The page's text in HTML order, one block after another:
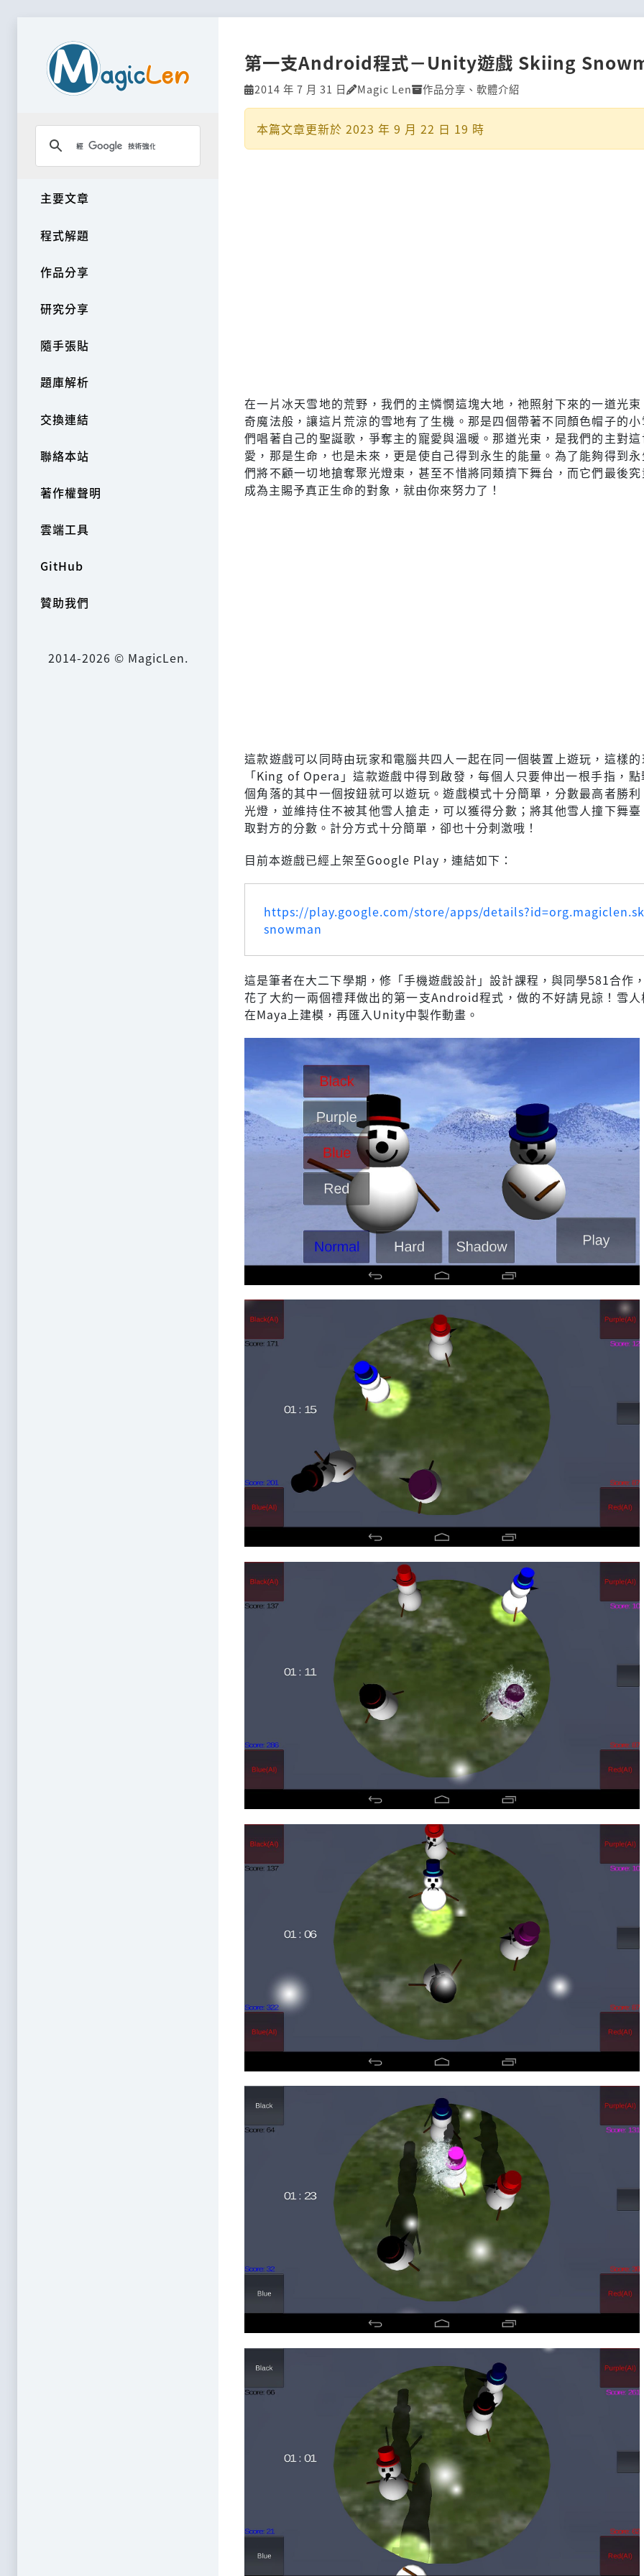
主要文章
程式解題
作品分享
研究分享
隨手張貼
題庫解析
交換連結
聯絡本站
著作權聲明
雲端工具
GitHub
贊助我們
2014-2026 © MagicLen.
第一支Android程式－Unity遊戲 Skiing
2014 年 7 月 31 日 Magic Len 作品分享 、 軟體介紹
本篇文章更新於 2023 年 9 月 22 日 19 時
在一片冰天雪地的荒野，我們的主憐憫這塊大地，祂照射下來的一道光束
奇魔法般，讓這片荒涼的雪地有了生機。那是四個帶著不同顏色帽子的小
們唱著自己的聖誕歌，爭奪主的寵愛與溫暖。那道光束，是我們的主對
愛，那是生命，也是未來，更是使自己得到永生的能量。為了能夠得到永
們將不顧一切地搶奪聚光燈束，甚至不惜將同類擠下舞台，而它們最後究
成為主賜予真正生命的對象，就由你來努力了！
這款遊戲可以同時由玩家和電腦共四人一起在同一個裝置上遊玩，這樣
「King of Opera」這款遊戲中得到啟發，每個人只要伸出一根手指，點
個角落的其中一個按鈕就可以遊玩。遊戲模式十分簡單，分數最高者勝利
光燈，並維持住不被其他雪人搶走，可以獲得分數；將其他雪人撞下舞臺
取對方的分數。計分方式十分簡單，卻也十分刺激哦！
目前本遊戲已經上架至Google Play，連結如下：
https://play.google.com/store/apps/
snowman
這是筆者在大二下學期，修「手機遊戲設計」設計課程，與同學581合作
花了大約一兩個禮拜做出的第一支Android程式，做的不好請見諒！雪人
在Maya上建模，再匯入Unity中製作動畫。